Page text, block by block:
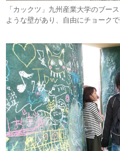
「カックツ」九州産業大学のブー
ような壁があり、自由にチョーク